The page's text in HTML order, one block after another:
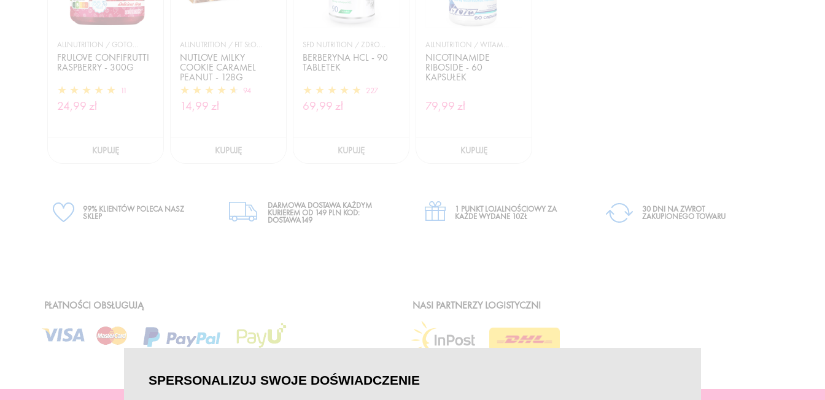
ALLNUTRITION / GOTOWANIE I DIETA
FRULOVE CONFIFRUTTI
RASPBERRY - 300G
11
24,99 zł
KUPUJĘ
ALLNUTRITION / FIT SŁODYCZE
NUTLOVE MILKY
COOKIE CARAMEL
PEANUT - 128G
94
14,99 zł
KUPUJĘ
SFD NUTRITION / ZDROWIE
BERBERYNA HCL - 90
TABLETEK
227
69,99 zł
KUPUJĘ
ALLNUTRITION / WITAMINY
NICOTINAMIDE
RIBOSIDE - 60
KAPSUŁEK
79,99 zł
KUPUJĘ
99% KLIENTÓW POLECA NASZ
SKLEP
DARMOWA DOSTAWA KAŻDYM
KURIEREM OD 149 PLN KOD:
DOSTAWA149
1 PUNKT LOJALNOŚCIOWY ZA
KAŻDE WYDANE 10ZŁ
30 DNI NA ZWROT
ZAKUPIONEGO TOWARU
PŁATNOŚCI OBSŁUGUJĄ NASI PARTNERZY LOGISTYCZNI
SPERSONALIZUJ SWOJE DOŚWIADCZENIE